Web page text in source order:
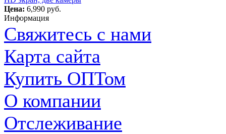
Цена: 6,990 руб.
Информация
Свяжитесь с нами
Карта сайта
Купить ОПТом
О компании
Отслеживание